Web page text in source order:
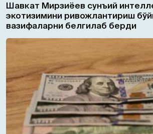
Шавкат Мирзиёев сунъий
экотизимини ривожлантириш
вазифаларни белгилаб берди